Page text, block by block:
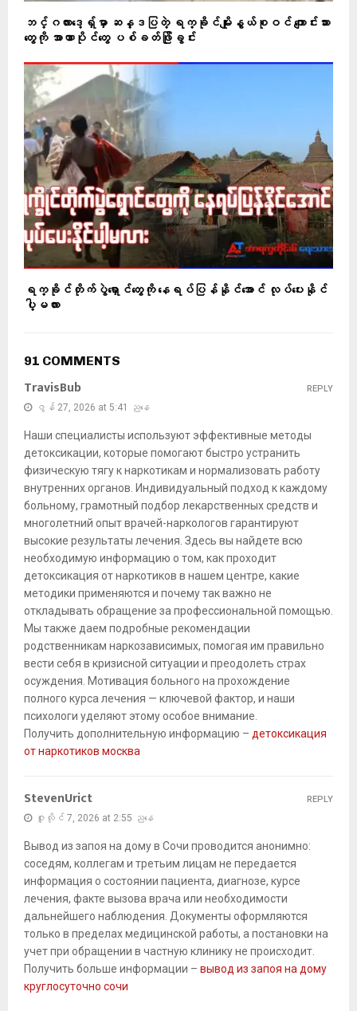
ဘင်္ဂလား‌ဒေ့ရှ်မှာ ဆန္ဒပြတဲ့ ရက္ခိုင်မျိုးနွယ်စုဝင် ကျောင်းသား
တွေကို အာဏာပိုင်တွေ ပစ်ခတ်ဖြိုခွင်း
ရက္ခိုင်တိုက်ပွဲရှောင်တွေကို နေရပ်ပြန်နိုင်အောင် လုပ်ပေးနိုင်
ပါ့မလား
91 COMMENTS
TravisBub
ဇွန် 27, 2026 at 5:41 ညနေ
Наши специалисты используют эффективные методы
детоксикации, которые помогают быстро устранить
физическую тягу к наркотикам и нормализовать работу
внутренних органов. Индивидуальный подход к каждому
больному, грамотный подбор лекарственных средств и
многолетний опыт врачей-наркологов гарантируют
высокие результаты лечения. Здесь вы найдете всю
необходимую информацию о том, как проходит
детоксикация от наркотиков в нашем центре, какие
методики применяются и почему так важно не
откладывать обращение за профессиональной помощью.
Мы также даем подробные рекомендации
родственникам наркозависимых, помогая им правильно
вести себя в кризисной ситуации и преодолеть страх
осуждения. Мотивация больного на прохождение
полного курса лечения — ключевой фактор, и наши
психологи уделяют этому особое внимание.
Получить дополнительную информацию – детоксикация
от наркотиков москва
REPLY
StevenUrict
ဇူလိုင် 7, 2026 at 2:55 ညနေ
Вывод из запоя на дому в Сочи проводится анонимно:
соседям, коллегам и третьим лицам не передается
информация о состоянии пациента, диагнозе, курсе
лечения, факте вызова врача или необходимости
дальнейшего наблюдения. Документы оформляются
только в пределах медицинской работы, а постановки на
учет при обращении в частную клинику не происходит.
Получить больше информации – вывод из запоя на дому
круглосуточно сочи
REPLY